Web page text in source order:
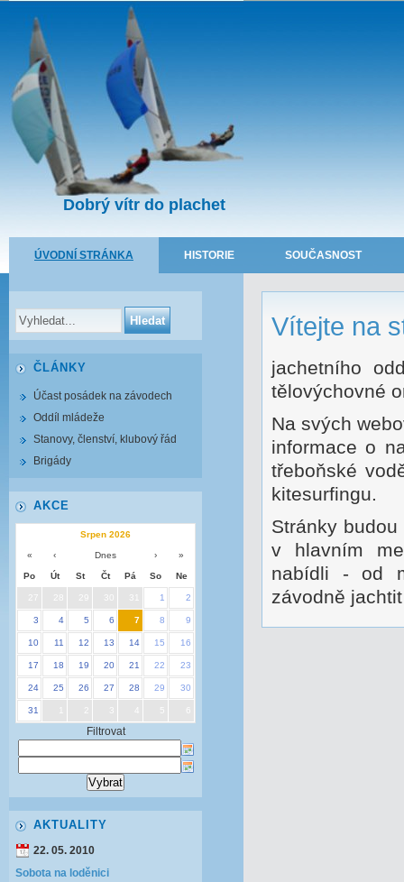
Dobrý vítr do plachet
ÚVODNÍ STRÁNKA HISTORIE SOUČASNOST
Vítejte na
jachetního
tělovýchovné
Na svých
informace o
třeboňské
kitesurfingu.
Stránky
v hlavním
nabídli - od
závodně
ČLÁNKY
Účast posádek na závodech
Oddíl mládeže
Stanovy, členství, klubový řád
Brigády
AKCE
Srpen 2026
« ‹ Dnes › »
Po Út St Čt Pá So Ne
27 29 30 31 1 2
3 4 5 6 7 8 9
10 11 12 13 14 15 16
17 18 19 20 21 22 23
24 25 26 27 28 29 30
31 3 5
Filtrovat
AKTUALITY
22. 05. 2010
Sobota na loděnici